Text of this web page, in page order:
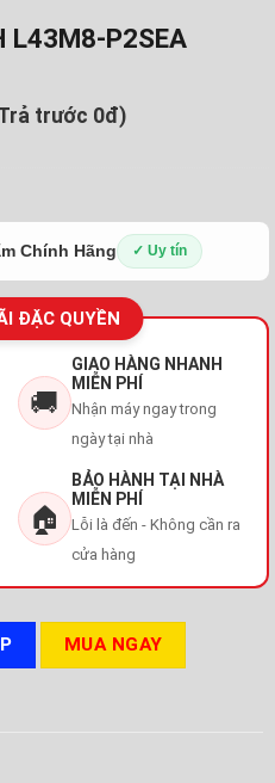
L43M8-P2SEA
trước 0đ)
Chính Hãng ✓ Uy tín
ĐẶC QUYỀN
🚚
GIAO HÀNG NHANH
MIỄN PHÍ
Nhận máy ngay trong
ngày tại nhà
🏠
BẢO HÀNH TẠI NHÀ
MIỄN PHÍ
Lỗi là đến - Không cần ra
cửa hàng
MUA NGAY